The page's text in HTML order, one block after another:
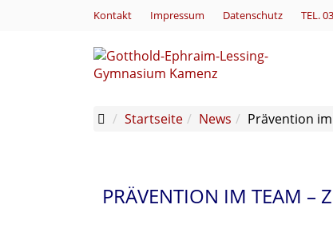
Kontakt Impressum Datenschutz TEL.
Startseite News Prävention
PRÄVENTION IM TEAM –